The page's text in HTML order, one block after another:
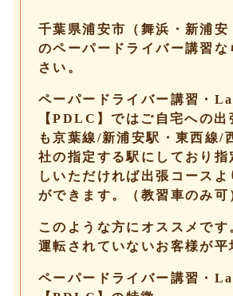
千葉県浦安市（舞浜・新浦安
のペーパードライバー講習な
さい。
ペーパードライバー講習・
【PDLC】ではご自宅への出
も京葉線/新浦安駅・東西線/
社の指定する駅にしており指
しいただければ出張コースよ
ができます。（教習車のみ可
このような方にオススメです
運転されていないお客様が平
ペーパードライバー講習・